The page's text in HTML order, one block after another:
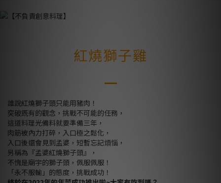
紅燒獅子雞
誰說紅燒獅子頭只能用豬肉！
突破既有的觀念，挑戰不可能的任務，
這道料理光備料就要準備三年，
肉筋被內力打碎，入口極之鬆化，
入口後還會見到孟婆，短暫忘記煩惱，
另稱為『孟婆紅燒獅子頭』，
不愧是廟宇的獅子頭，佩服佩服！
「永不服輸」的態度，挑戰成功！